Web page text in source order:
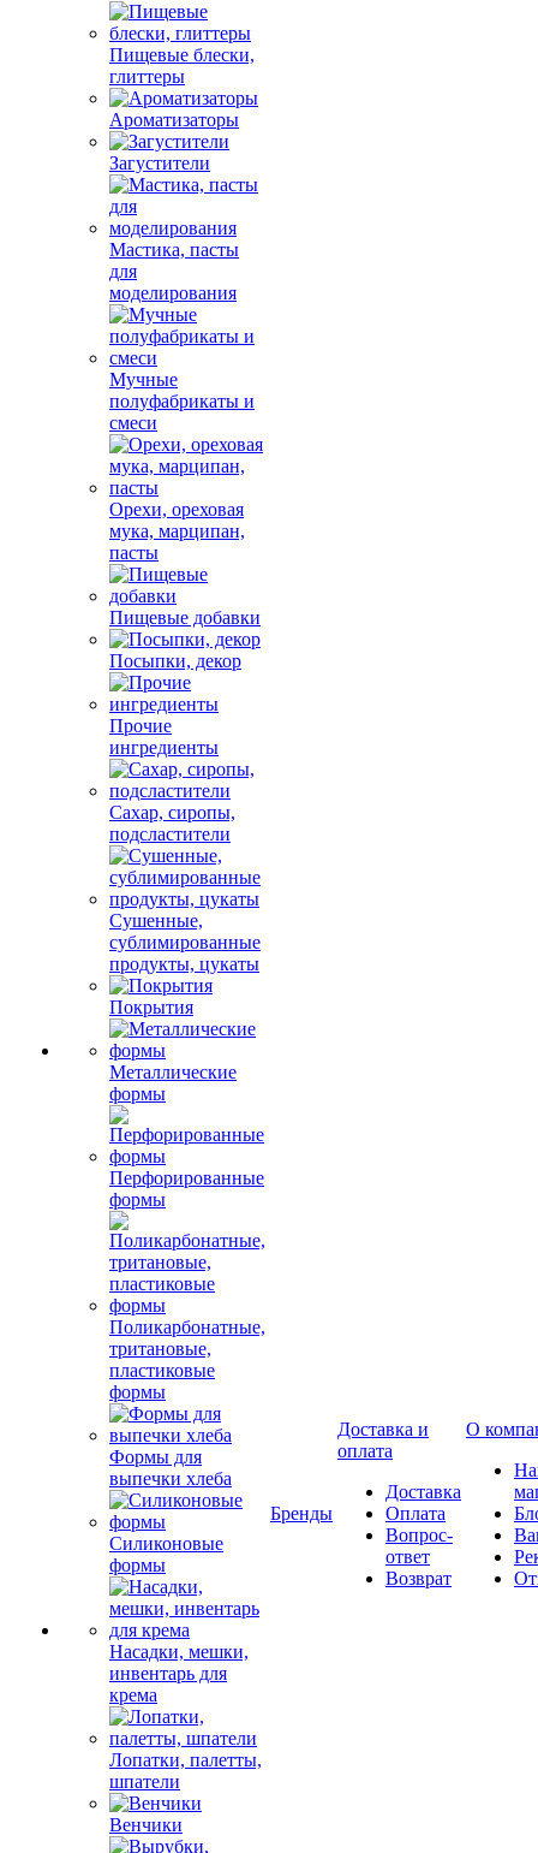
Пищевые блески,
глиттеры
Ароматизаторы
Загустители
Мастика, пасты
для
моделирования
Мучные
полуфабрикаты и
смеси
Орехи, ореховая
мука, марципан,
пасты
Пищевые добавки
Посыпки, декор
Прочие
ингредиенты
Сахар, сиропы,
подсластители
Сушенные,
сублимированные
продукты, цукаты
Покрытия
Металлические
формы
Перфорированные
формы
Поликарбонатные,
тритановые,
пластиковые
формы
Формы для
выпечки хлеба
Силиконовые
формы
Насадки, мешки,
инвентарь для
крема
Лопатки, палетты,
шпатели
Венчики
Бренды
Доставка и
оплата
Доставка
Оплата
Вопрос-
ответ
Возврат
О